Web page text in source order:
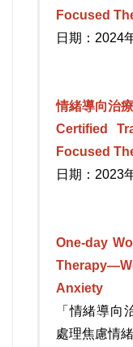
Focused
日期：2024
情緒導向治
Certified
Focused
日期：2023
One-day
Anxiety
「情緒導
處理焦慮情緒